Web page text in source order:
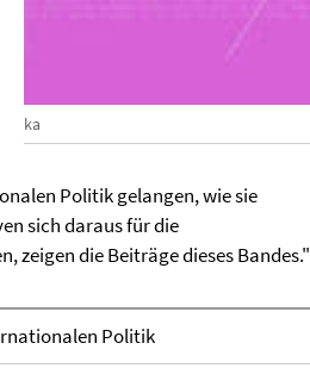
ka
Politik gelangen, wie sie
sich daraus für die
die Beiträge dieses Bandes."
Politik